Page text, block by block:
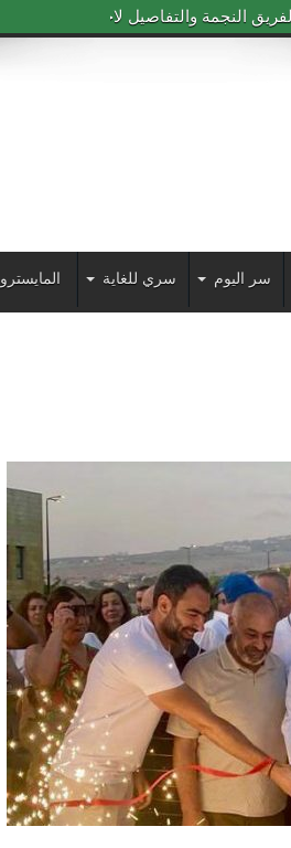
النجمة والتفاصيل لاحقاً
سر اليوم سري للغاية المايسترو